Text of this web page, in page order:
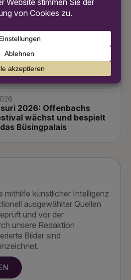
Condor fliegt jetzt
Tel Aviv!
Frankfurt: Wo ist das
Das Rätsel geht
2026: Offenbachs
wächst und bespielt
Büsingpalais
mithilfe künstlicher Intelligenz
ausgewählter Quellen
und vor der
unsere Redaktion
Bilder sind